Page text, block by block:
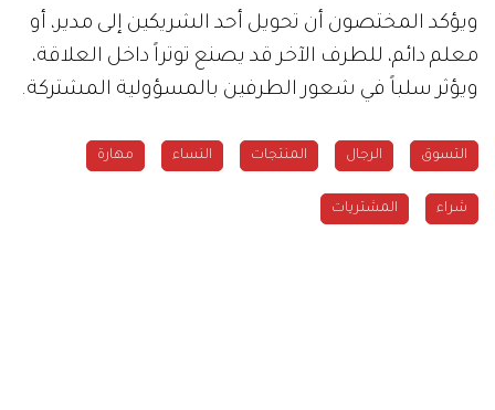
ويؤكد المختصون أن تحويل أحد الشريكين إلى مدير، أو
معلم دائم، للطرف الآخر قد يصنع توتراً داخل العلاقة،
ويؤثر سلباً في شعور الطرفين بالمسؤولية المشتركة.
التسوق الرجال المنتجات النساء مهارة
شراء المشتريات